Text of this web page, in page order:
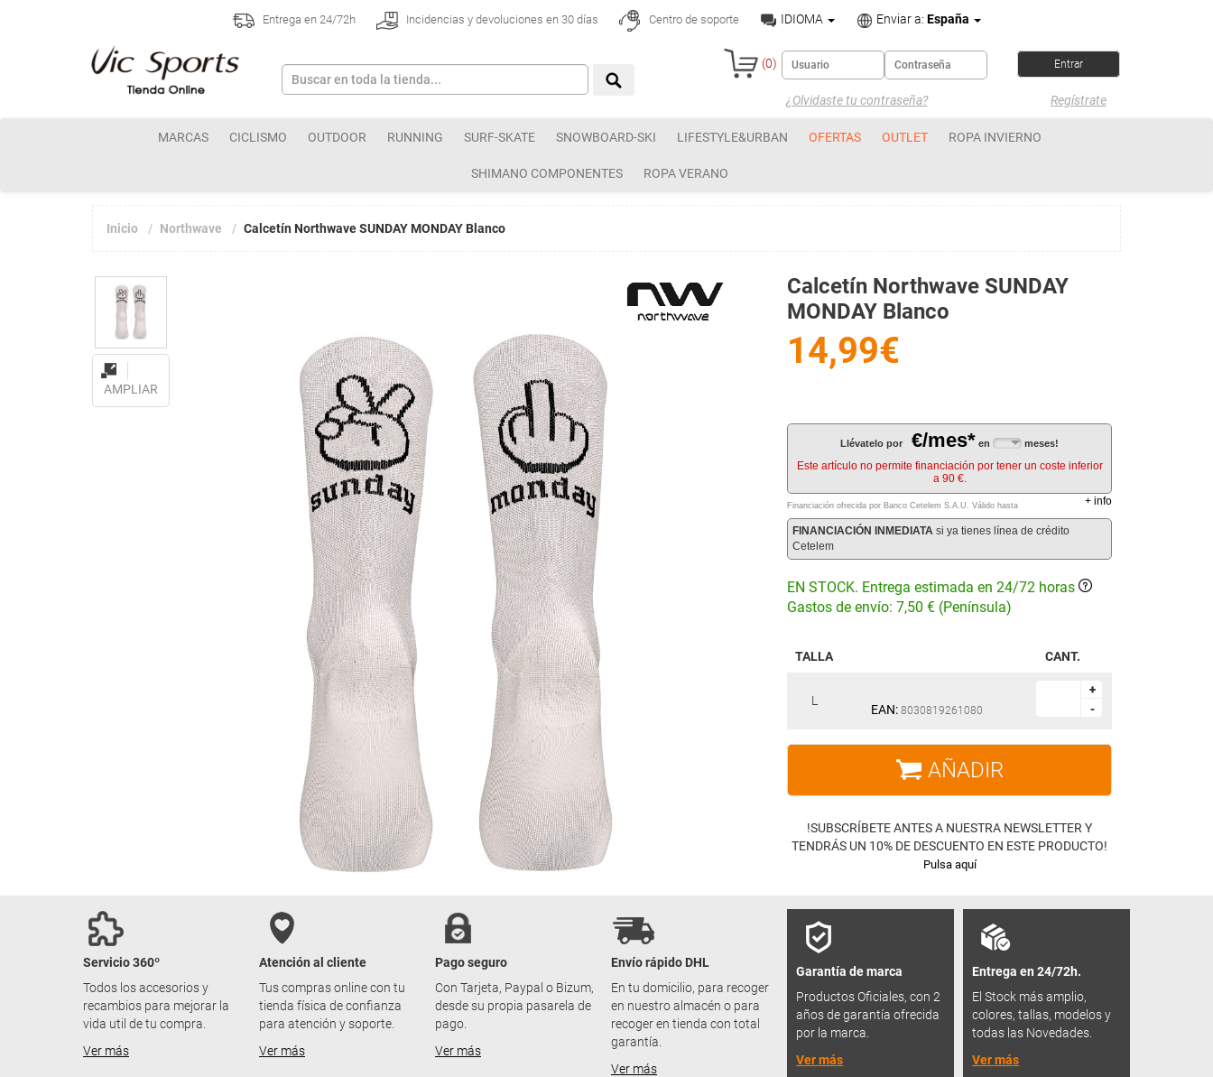
Entrega en 24/72h Incidencias y devoluciones en 30 días Centro de soporte IDIOMA Enviar a: España
(0)
¿Olvidaste tu contraseña? Regístrate
MARCAS CICLISMO OUTDOOR RUNNING SURF-SKATE SNOWBOARD-SKI LIFESTYLE&URBAN OFERTAS OUTLET ROPA INVIERNO
SHIMANO COMPONENTES ROPA VERANO
Inicio Northwave Calcetín Northwave SUNDAY MONDAY Blanco
AMPLIAR
Calcetín Northwave SUNDAY
MONDAY Blanco
14,99€
Llévatelo por €/mes* en meses!
Este artículo no permite financiación por tener un coste inferior
a 90 €.
Financiación ofrecida por Banco Cetelem S.A.U. Válido hasta + info
FINANCIACIÓN INMEDIATA si ya tienes línea de crédito
Cetelem
EN STOCK. Entrega estimada en 24/72 horas
Gastos de envío: 7,50 € (Península)
TALLA CANT.
L
EAN: 8030819261080
+
-
+
-
AÑADIR
!SUBSCRÍBETE ANTES A NUESTRA NEWSLETTER Y
TENDRÁS UN 10% DE DESCUENTO EN ESTE PRODUCTO!
Pulsa aquí
Servicio 360º
Todos los accesorios y
recambios para mejorar la
vida util de tu compra.
Ver más
Atención al cliente
Tus compras online con tu
tienda física de confianza
para atención y soporte.
Ver más
Pago seguro
Con Tarjeta, Paypal o Bizum,
desde su propia pasarela de
pago.
Ver más
Envío rápido DHL
En tu domicilio, para recoger
en nuestro almacén o para
recoger en tienda con total
garantía.
Ver más
Garantía de marca
Productos Oficiales, con 2
años de garantía ofrecida
por la marca.
Ver más
Entrega en 24/72h.
El Stock más amplio,
colores, tallas, modelos y
todas las Novedades.
Ver más